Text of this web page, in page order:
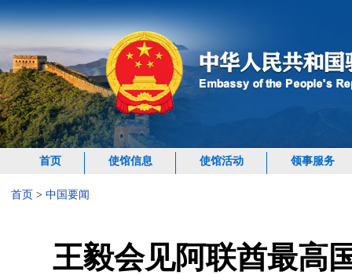
首页 使馆信息 使馆活动 领事服务
首页 > 中国要闻
王毅会见阿联酋最高